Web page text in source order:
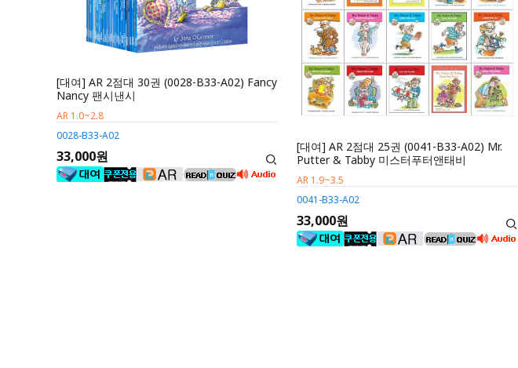
[대여] AR 2점대 30권 (0028-B33-A02) Fancy
Nancy 팬시낸시
AR 1.0~2.8
0028-B33-A02
33,000원
[대여] AR 2점대 25권 (0041-B33-A02) Mr.
Putter & Tabby 미스터푸터앤태비
AR 1.9~3.5
0041-B33-A02
33,000원